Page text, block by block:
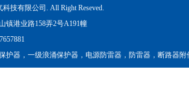
技有限公司. All Right Reseved.
镇港业路158弄2号A191幢
护器 ， 一级浪涌保护器 ， 电源防雷器 ， 防雷器 ， 断路器附